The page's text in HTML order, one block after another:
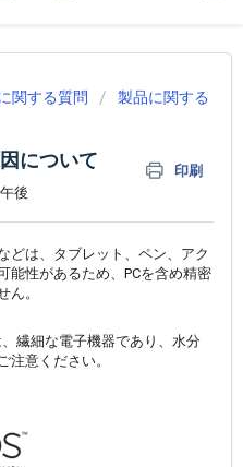
関する質問
製品に関する
について
印刷
後
どは、タブレット、ペン、アク
能性があるため、PCを含め精密
ん。
繊細な電子機器であり、水分
注意ください。